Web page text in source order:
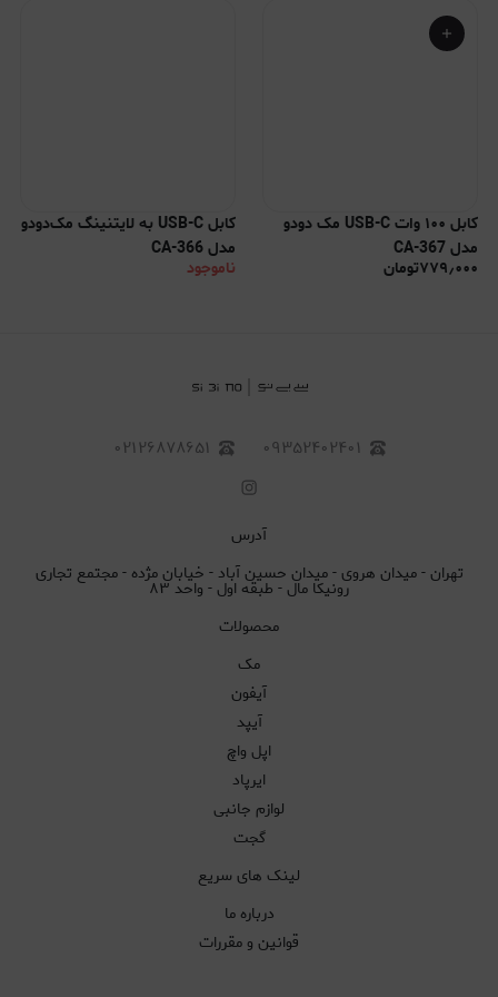
کابل ۱۰۰ وات USB-C مک دودو
مدل CA-367
۷۷۹٫۰۰۰تومان
کابل USB-C به لایتنینگ مک‌دودو
مدل CA-366
ناموجود
۰۹۳۵۲۴۰۲۴۰۱ ۰۲۱۲۶۸۷۸۶۵۱
آدرس
تهران - میدان هروی - میدان حسین آباد - خیابان مژده - مجتمع تجاری
رونیکا مال - طبقه اول - واحد ۸۳
محصولات
مک
آیفون
آیپد
اپل واچ
ایرپاد
لوازم جانبی
گجت
لینک های سریع
درباره ما
قوانین و مقررات